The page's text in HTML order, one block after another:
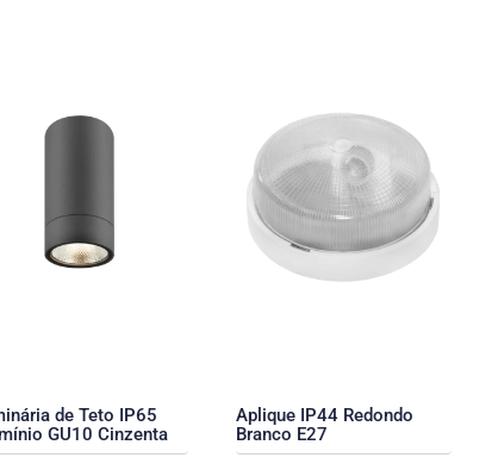
de Teto IP65
GU10 Cinzenta
Aplique IP44 Redondo
Branco E27